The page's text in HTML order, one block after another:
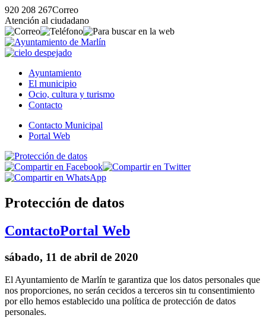
920 208 267Correo
Atención al ciudadano
Ayuntamiento
El municipio
Ocio, cultura y turismo
Contacto
Contacto Municipal
Portal Web
Protección de datos
ContactoPortal Web
sábado, 11 de abril de 2020
El Ayuntamiento de Marlín te garantiza que los datos personales que
nos proporciones, no serán cecidos a terceros sin tu consentimiento
por ello hemos establecido una política de protección de datos
personales.